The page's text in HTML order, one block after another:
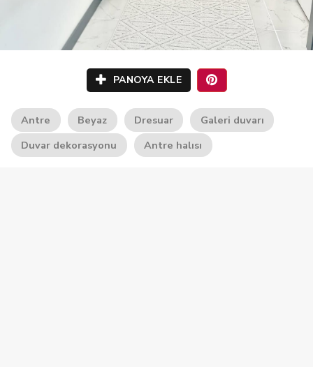
PANOYA EKLE
Antre Beyaz Dresuar
Galeri duvarı
Duvar dekorasyonu
Antre halısı